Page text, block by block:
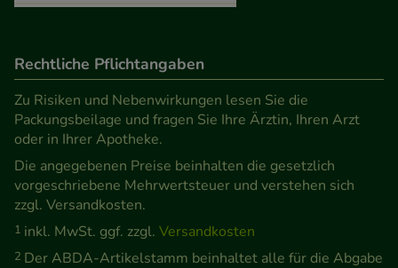
Rechtliche Pflichtangaben
Zu Risiken und Nebenwirkungen lesen Sie die
Packungsbeilage und fragen Sie Ihre Ärztin, Ihren Arzt
oder in Ihrer Apotheke.
Die angegebenen Preise beinhalten die gesetzlich
vorgeschriebene Mehrwertsteuer und verstehen sich
zzgl. Versandkosten.
1 inkl. MwSt. ggf. zzgl. Versandkosten
2 Der ABDA-Artikelstamm beinhaltet alle für die Abgabe